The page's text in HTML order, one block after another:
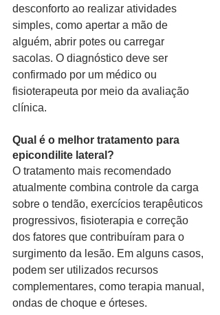
desconforto ao realizar atividades
simples, como apertar a mão de
alguém, abrir potes ou carregar
sacolas. O diagnóstico deve ser
confirmado por um médico ou
fisioterapeuta por meio da avaliação
clínica.
Qual é o melhor tratamento para
epicondilite lateral?
O tratamento mais recomendado
atualmente combina controle da carga
sobre o tendão, exercícios terapêuticos
progressivos, fisioterapia e correção
dos fatores que contribuíram para o
surgimento da lesão. Em alguns casos,
podem ser utilizados recursos
complementares, como terapia manual,
ondas de choque e órteses.